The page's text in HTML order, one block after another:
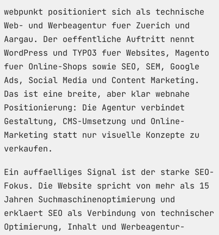
webpunkt positioniert sich als technische
Web- und Werbeagentur fuer Zuerich und
Aargau. Der oeffentliche Auftritt nennt
WordPress und TYPO3 fuer Websites, Magento
fuer Online-Shops sowie SEO, SEM, Google
Ads, Social Media und Content Marketing.
Das ist eine breite, aber klar webnahe
Positionierung: Die Agentur verbindet
Gestaltung, CMS-Umsetzung und Online-
Marketing statt nur visuelle Konzepte zu
verkaufen.
Ein auffaelliges Signal ist der starke SEO-
Fokus. Die Website spricht von mehr als 15
Jahren Suchmaschinenoptimierung und
erklaert SEO als Verbindung von technischer
Optimierung, Inhalt und Werbeagentur-